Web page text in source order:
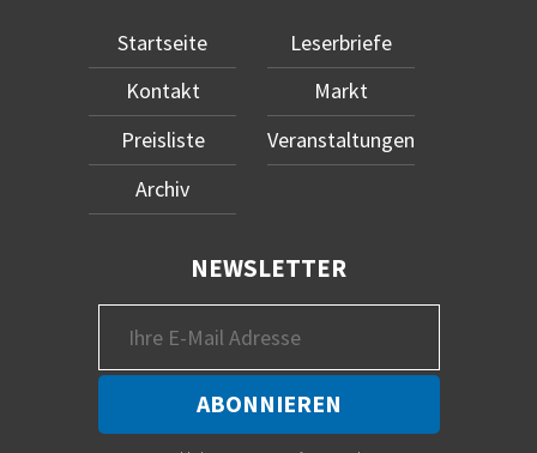
Startseite
Kontakt
Preisliste
Archiv
Leserbriefe
Markt
Veranstaltungen
NEWSLETTER